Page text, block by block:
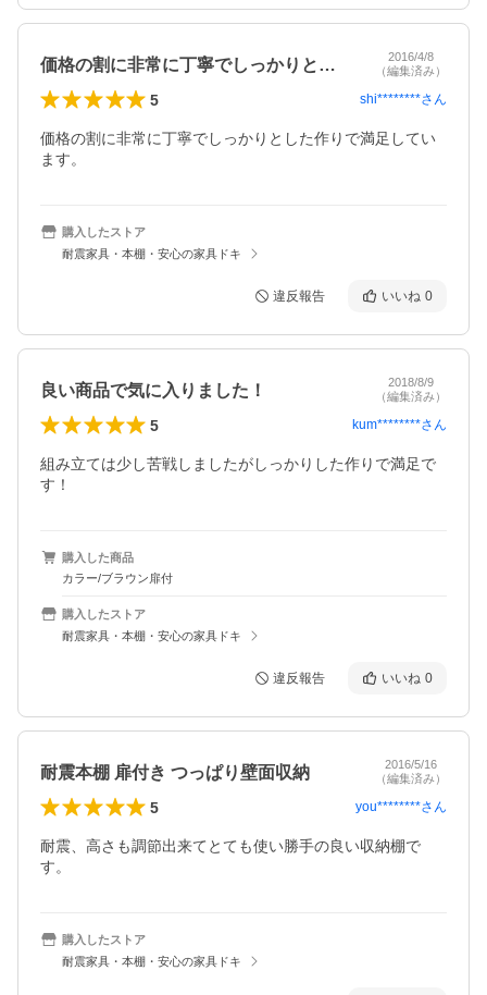
価格の割に非常に丁寧でしっかりとした作…
2016/4/8
（編集済み）
5 shi********さん
価格の割に非常に丁寧でしっかりとした作りで満足してい
ます。
購入したストア
耐震家具・本棚・安心の家具ドキ
違反報告 いいね 0
良い商品で気に入りました！
2018/8/9
（編集済み）
5 kum********さん
組み立ては少し苦戦しましたがしっかりした作りで満足で
す！
購入した商品
カラー/ブラウン扉付
購入したストア
耐震家具・本棚・安心の家具ドキ
違反報告 いいね 0
耐震本棚 扉付き つっぱり壁面収納
2016/5/16
（編集済み）
5 you********さん
耐震、高さも調節出来てとても使い勝手の良い収納棚で
す。
購入したストア
耐震家具・本棚・安心の家具ドキ